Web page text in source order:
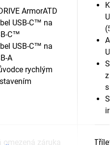
ArmorATD
USB-C™ na
C™
USB-C™ na
A
rychlým
omezená záruka